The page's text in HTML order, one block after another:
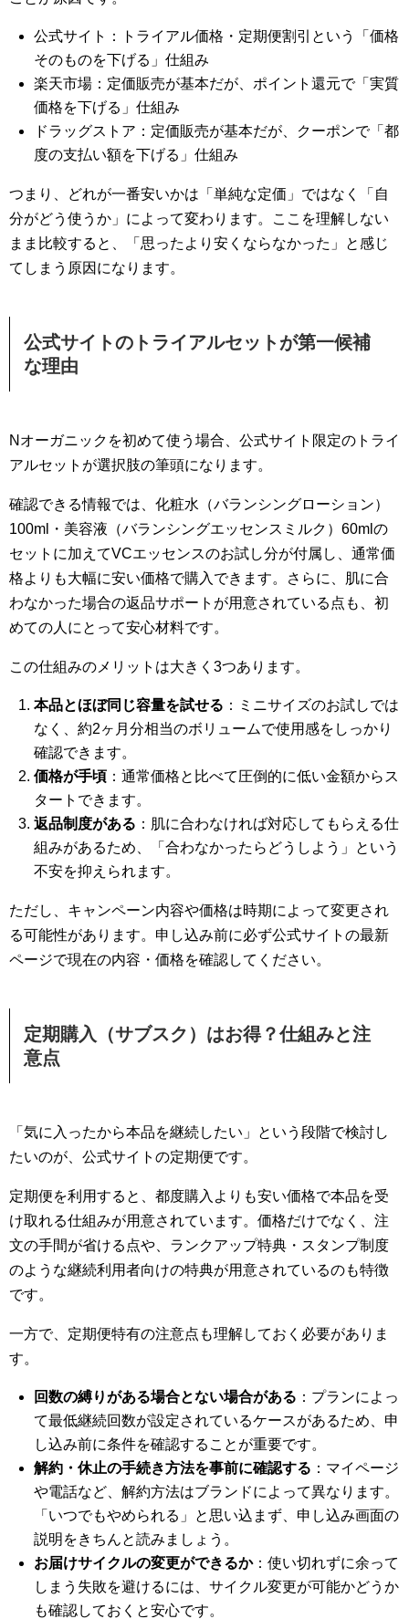
公式サイト：トライアル価格・定期便割引という「価格
そのものを下げる」仕組み
楽天市場：定価販売が基本だが、ポイント還元で「実質
価格を下げる」仕組み
ドラッグストア：定価販売が基本だが、クーポンで「都
度の支払い額を下げる」仕組み
つまり、どれが一番安いかは「単純な定価」ではなく「自
分がどう使うか」によって変わります。ここを理解しない
まま比較すると、「思ったより安くならなかった」と感じ
てしまう原因になります。
公式サイトのトライアルセットが第一候補
な理由
Nオーガニックを初めて使う場合、公式サイト限定のトライ
アルセットが選択肢の筆頭になります。
確認できる情報では、化粧水（バランシングローション）
100ml・美容液（バランシングエッセンスミルク）60mlの
セットに加えてVCエッセンスのお試し分が付属し、通常価
格よりも大幅に安い価格で購入できます。さらに、肌に合
わなかった場合の返品サポートが用意されている点も、初
めての人にとって安心材料です。
この仕組みのメリットは大きく3つあります。
本品とほぼ同じ容量を試せる ：ミニサイズのお試しでは
なく、約2ヶ月分相当のボリュームで使用感をしっかり
確認できます。
価格が手頃 ：通常価格と比べて圧倒的に低い金額からス
タートできます。
返品制度がある ：肌に合わなければ対応してもらえる仕
組みがあるため、「合わなかったらどうしよう」という
不安を抑えられます。
ただし、キャンペーン内容や価格は時期によって変更され
る可能性があります。申し込み前に必ず公式サイトの最新
ページで現在の内容・価格を確認してください。
定期購入（サブスク）はお得？仕組みと注
意点
「気に入ったから本品を継続したい」という段階で検討し
たいのが、公式サイトの定期便です。
定期便を利用すると、都度購入よりも安い価格で本品を受
け取れる仕組みが用意されています。価格だけでなく、注
文の手間が省ける点や、ランクアップ特典・スタンプ制度
のような継続利用者向けの特典が用意されているのも特徴
です。
一方で、定期便特有の注意点も理解しておく必要がありま
す。
回数の縛りがある場合とない場合がある ：プランによっ
て最低継続回数が設定されているケースがあるため、申
し込み前に条件を確認することが重要です。
解約・休止の手続き方法を事前に確認する ：マイページ
や電話など、解約方法はブランドによって異なります。
「いつでもやめられる」と思い込まず、申し込み画面の
説明をきちんと読みましょう。
お届けサイクルの変更ができるか：使い切れずに余って
しまう失敗を避けるには、サイクル変更が可能かどうか
も確認しておくと安心です。